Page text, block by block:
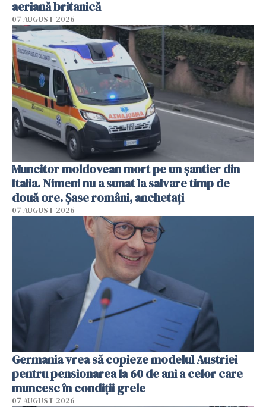
aeriană britanică
07 AUGUST 2026
Muncitor moldovean mort pe un șantier din
Italia. Nimeni nu a sunat la salvare timp de
două ore. Șase români, anchetați
07 AUGUST 2026
Germania vrea să copieze modelul Austriei
pentru pensionarea la 60 de ani a celor care
muncesc în condiții grele
07 AUGUST 2026